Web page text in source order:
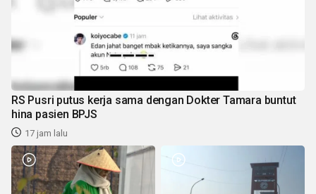
RS Pusri putus kerja sama dengan Dokter Tamara buntut
hina pasien BPJS
17 jam lalu